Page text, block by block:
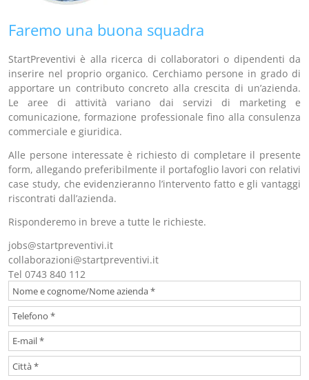
Faremo una buona squadra
StartPreventivi è alla ricerca di collaboratori o dipendenti da
inserire nel proprio organico. Cerchiamo persone in grado di
apportare un contributo concreto alla crescita di un’azienda.
Le aree di attività variano dai servizi di marketing e
comunicazione, formazione professionale fino alla consulenza
commerciale e giuridica.
Alle persone interessate è richiesto di completare il presente
form, allegando preferibilmente il portafoglio lavori con relativi
case study, che evidenzieranno l’intervento fatto e gli vantaggi
riscontrati dall’azienda.
Risponderemo in breve a tutte le richieste.
jobs@startpreventivi.it
collaborazioni@startpreventivi.it
Tel 0743 840 112